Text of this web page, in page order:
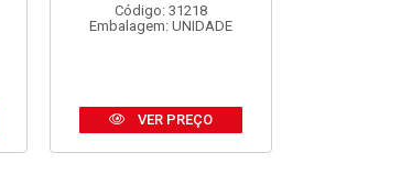
Código: 31218
Embalagem: UNIDADE
VER PREÇO